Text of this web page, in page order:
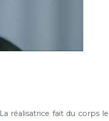
réalisatrice fait du corps le